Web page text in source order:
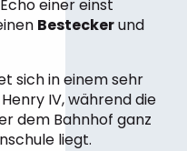
einer einst
Besteckerund
sich in einem sehr
IV, während die
dem Bahnhof ganz
liegt.